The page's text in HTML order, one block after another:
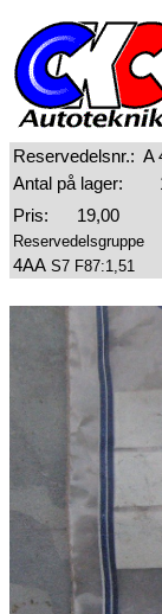
Reservedelsnr.: A
Antal på lager:
Pris:
19,00
Reservedelsgruppe
4AA S7 F87:1,51